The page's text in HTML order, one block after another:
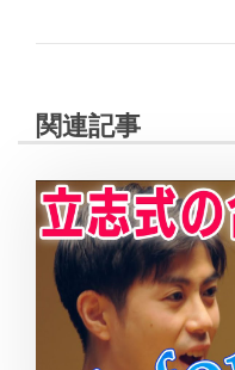
関連記事